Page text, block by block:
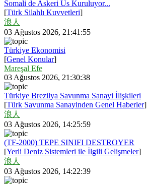
Somali de Askeri Üs Kuruluyor...
[Türk Silahlı Kuvvetleri]
浪人
03 Ağustos 2026, 21:41:55
Türkiye Ekonomisi
[Genel Konular]
Mareşal Efe
03 Ağustos 2026, 21:30:38
Türkiye Brezilya Savunma Sanayi İlişkileri
[Türk Savunma Sanayinden Genel Haberler]
浪人
03 Ağustos 2026, 14:25:59
(TF-2000) TEPE SINIFI DESTROYER
[Yerli Deniz Sistemleri ile İlgili Gelişmeler]
浪人
03 Ağustos 2026, 14:22:39